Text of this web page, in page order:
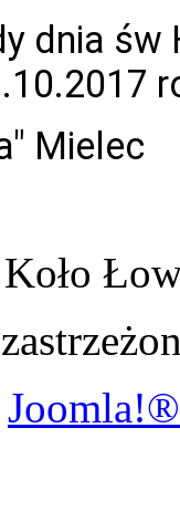
dnia
Mielec
Joomla!®